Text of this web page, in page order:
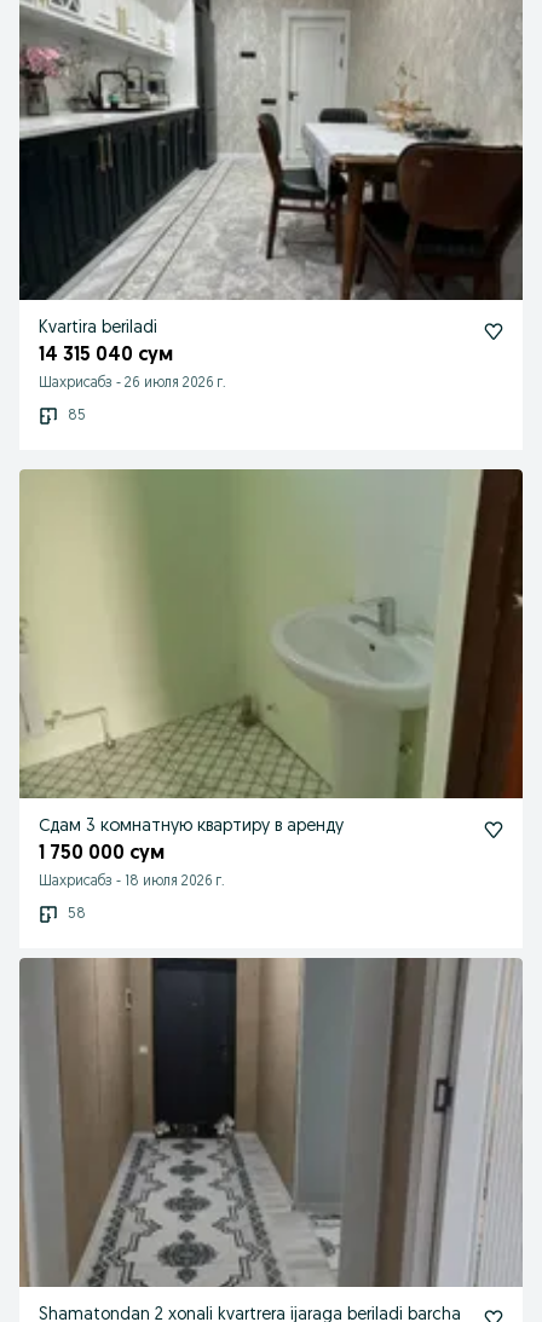
Kvartira beriladi
14 315 040 сум
Шахрисабз - 26 июля 2026 г.
85
Сдам 3 комнатную квартиру в аренду
1 750 000 сум
Шахрисабз - 18 июля 2026 г.
58
Shamatondan 2 xonali kvartrera ijaraga beriladi barcha